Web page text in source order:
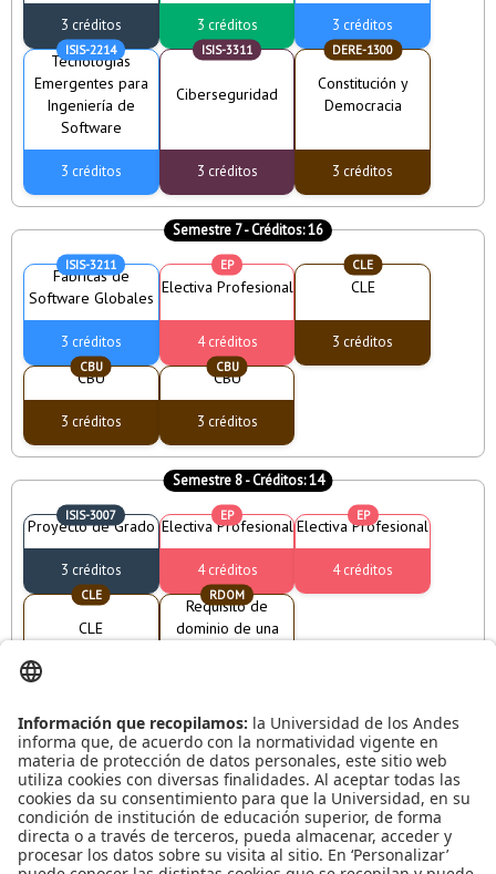
3 créditos 3 créditos 3 créditos
Tecnologías
Emergentes para
Ingeniería de
Software
ISIS-2214
3 créditos
Ciberseguridad
ISIS-3311
3 créditos
Constitución y
Democracia
DERE-1300
3 créditos
Semestre 7- Créditos:16
Fábricas de
Software Globales
ISIS-3211
3 créditos
Electiva Profesional
EP
4 créditos
CLE
CLE
3 créditos
CBU
CBU
3 créditos
CBU
CBU
3 créditos
Semestre 8- Créditos:14
Proyecto de Grado
ISIS-3007
3 créditos
Electiva Profesional
EP
4 créditos
Electiva Profesional
EP
4 créditos
CLE
CLE
Requisito de
dominio de una
RDOM